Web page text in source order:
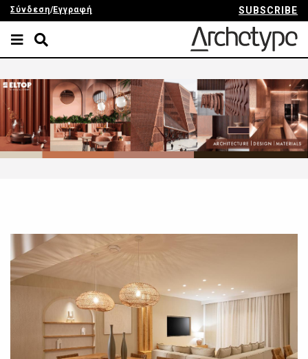
Σύνδεση/Εγγραφή SUBSCRIBE